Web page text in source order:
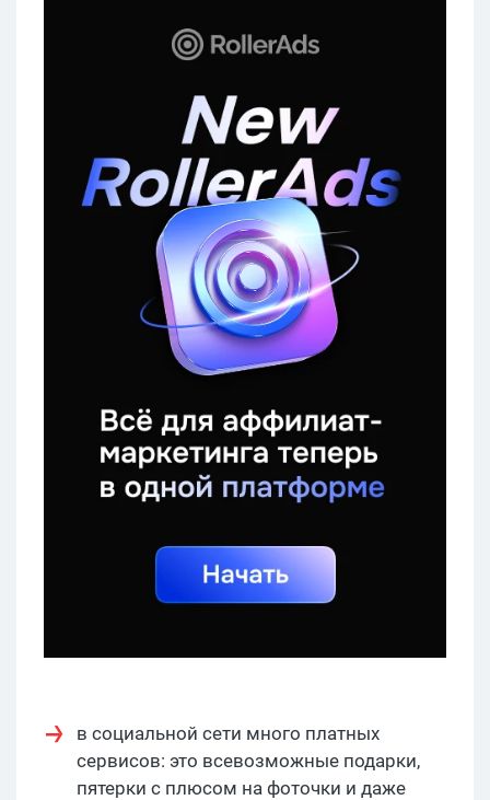
в социальной сети много платных
сервисов: это всевозможные подарки,
пятерки с плюсом на фоточки и даже